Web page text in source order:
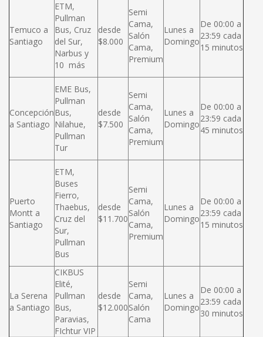
Temuco a
Santiago
ETM,
Pullman
Bus, Cruz
del Sur,
Narbus y
10 más
desde
$8.000
Semi
Cama,
Salón
Cama,
Premium
Lunes a
Domingo
De 00:00 a
23:59 cada
15 minutos
Concepción
a Santiago
EME Bus,
Pullman
Bus,
Nilahue,
Pullman
Tur
desde
$7.500
Semi
Cama,
Salón
Cama,
Premium
Lunes a
Domingo
De 00:00 a
23:59 cada
45 minutos
Puerto
Montt a
Santiago
ETM,
Buses
Fierro,
Thaebus,
Cruz del
Sur,
Pullman
Bus
desde
$11.700
Semi
Cama,
Salón
Cama,
Premium
Lunes a
Domingo
De 00:00 a
23:59 cada
15 minutos
La Serena
a Santiago
CIKBUS
Elité,
Pullman
Bus,
Paravias,
FIchtur VIP
desde
$12.000
Semi
Cama,
Salón
Cama
Lunes a
Domingo
De 00:00 a
23:59 cada
30 minutos